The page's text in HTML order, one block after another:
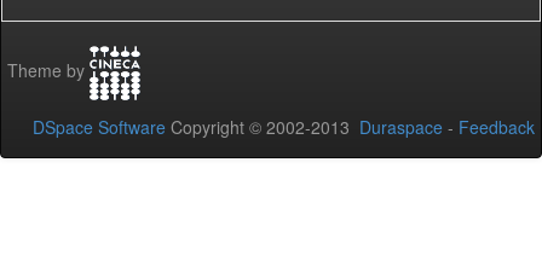
Theme by
DSpace Software Copyright © 2002-2013 Duraspace - Feedback